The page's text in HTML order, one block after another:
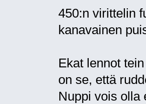
450:n virittelin
kanavainen
Ekat lennot
on se, että
Nuppi vois olla